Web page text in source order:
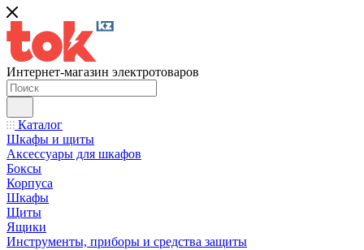
Интернет-магазин электротоваров
Каталог
Шкафы и щиты
Аксессуары для шкафов
Боксы
Корпуса
Шкафы
Щиты
Ящики
Инструменты, приборы и средства защиты